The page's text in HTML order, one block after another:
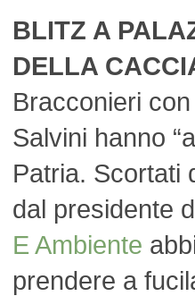
BLITZ A
DELLA
Bracconieri
Salvini hanno
Patria. Scortati
dal presidente
E Ambiente
prendere a